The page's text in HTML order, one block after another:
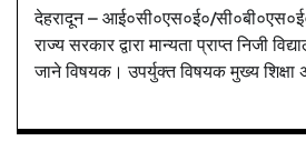
देहरादून – आई०सी०एस०ई०/
राज्य सरकार द्वारा मान्यता प्राप्त निजी
जाने विषयक। उपर्युक्त विषयक मुख्य शिक्षा